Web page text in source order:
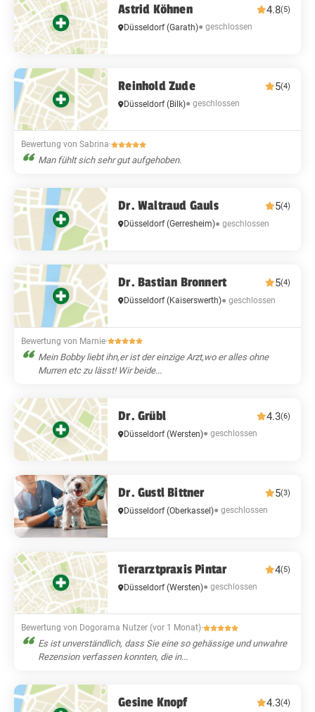
Astrid Köhnen 4.8(5)
Düsseldorf(Garath)● geschlossen
Reinhold Zude 5(4)
Düsseldorf(Bilk)● geschlossen
Bewertung von Sabrina·
Man fühlt sich sehr gut aufgehoben.
Dr. Waltraud Gauls 5(4)
Düsseldorf(Gerresheim)● geschlossen
Dr. Bastian Bronnert 5(4)
Düsseldorf(Kaiserswerth)● geschlossen
Bewertung von Marnie·
Mein Bobby liebt ihn,er ist der einzige Arzt,wo er alles ohne
Murren etc zu lässt! Wir beide...
Dr. Grübl 4.3(6)
Düsseldorf(Wersten)● geschlossen
Dr. Gustl Bittner 5(3)
Düsseldorf(Oberkassel)● geschlossen
Tierarztpraxis Pintar 4(5)
Düsseldorf(Wersten)● geschlossen
Bewertung von Dogorama Nutzer (vor 1 Monat)·
Es ist unverständlich, dass Sie eine so gehässige und unwahre
Rezension verfassen konnten, die in...
Gesine Knopf 4.3(4)